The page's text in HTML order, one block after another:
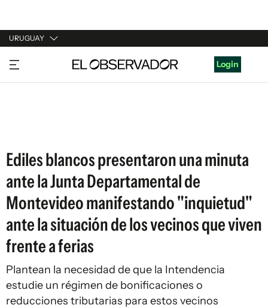
URUGUAY
URUGUAY
ARGENTINA
Login
Ediles blancos presentaron una minuta
ante la Junta Departamental de
Montevideo manifestando "inquietud"
ante la situación de los vecinos que viven
frente a ferias
Plantean la necesidad de que la Intendencia
estudie un régimen de bonificaciones o
reducciones tributarias para estos vecinos